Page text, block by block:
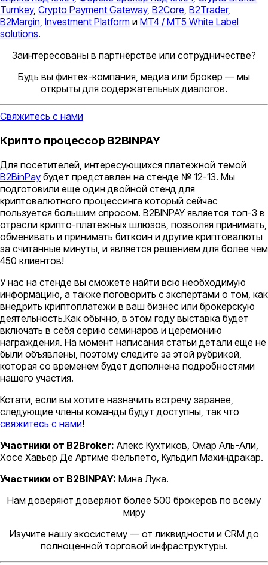
Turnkey, Crypto Payment Gateway, B2Core, B2Trader,
B2Margin, Investment Platform и MT4 / MT5 White Label
solutions.
Заинтересованы в партнёрстве или сотрудничестве?
Будь вы финтех-компания, медиа или брокер — мы
открыты для содержательных диалогов.
Свяжитесь с нами
Крипто процессор B2BINPAY
Для посетителей, интересующихся платежной темой
B2BinPay будет представлен на стенде № 12-13. Мы
подготовили еще один двойной стенд для
криптовалютного процессинга который сейчас
пользуется большим спросом. B2BINPAY является топ-3 в
отрасли крипто-платежных шлюзов, позволяя принимать,
обменивать и принимать биткоин и другие криптовалюты
за считанные минуты, и является решением для более чем
450 клиентов!
У нас на стенде вы сможете найти всю необходимую
информацию, а также поговорить с экспертами о том, как
внедрить криптоплатежи в ваш бизнес или брокерскую
деятельность.Как обычно, в этом году выставка будет
включать в себя серию семинаров и церемонию
награждения. На момент написания статьи детали еще не
были объявлены, поэтому следите за этой рубрикой,
которая со временем будет дополнена подробностями
нашего участия.
Кстати, если вы хотите назначить встречу заранее,
следующие члены команды будут доступны, так что
свяжитесь с нами!
Участники от B2Broker: Алекс Кухтиков, Омар Аль-Али,
Хосе Хавьер Де Артиме Фельпето, Кульдип Махиндракар.
Участники от B2BINPAY: Мина Лука.
Нам доверяют доверяют более 500 брокеров по всему
миру
Изучите нашу экосистему — от ликвидности и CRM до
полноценной торговой инфраструктуры.